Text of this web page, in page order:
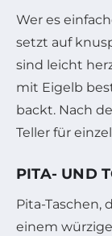
Wer es
setzt auf
sind leicht
mit Eigelb
backt. Nach
Teller für
PITA- UND
Pita-Taschen,
einem